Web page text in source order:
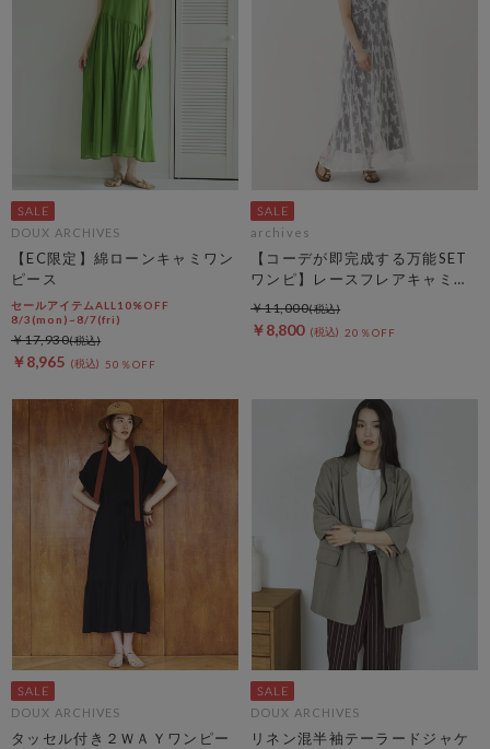
DOUX ARCHIVES
【EC限定】綿ローンキャミワン
ピース
セールアイテムALL10%OFF
8/3(mon)~8/7(fri)
￥8,965 50％OFF
￥17,930
archives
【コーデが即完成する万能SET
ワンピ】レースフレアキャミＯ
Ｐ×ノースカットリブＯＰＳＥ
￥8,800 20％OFF
￥11,000
DOUX ARCHIVES
タッセル付き２ＷＡＹワンピー
DOUX ARCHIVES
リネン混半袖テーラードジャケ